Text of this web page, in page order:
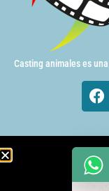
Casting animales es